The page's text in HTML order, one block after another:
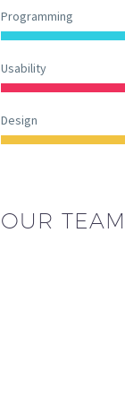
Programming
Usability
Design
OUR TEAM